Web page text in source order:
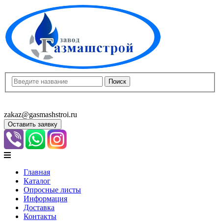
zakaz@gasmashstroi.ru
Оставить заявку
Главная
Каталог
Опросные листы
Информация
Доставка
Контакты